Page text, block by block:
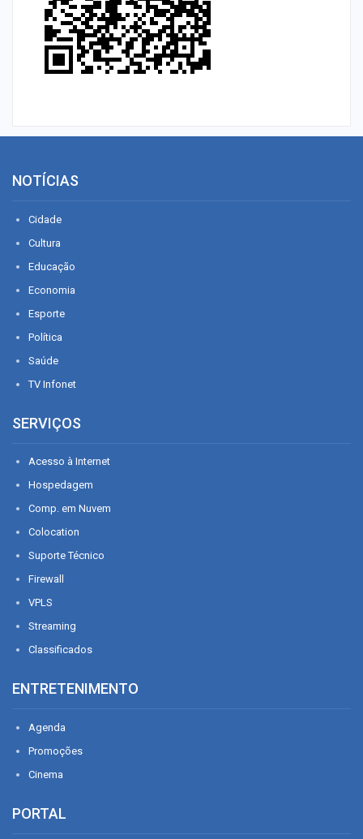
NOTÍCIAS
Cidade
Cultura
Educação
Economia
Esporte
Política
Saúde
TV Infonet
SERVIÇOS
Acesso à Internet
Hospedagem
Comp. em Nuvem
Colocation
Suporte Técnico
Firewall
VPLS
Streaming
Classificados
ENTRETENIMENTO
Agenda
Promoções
Cinema
PORTAL